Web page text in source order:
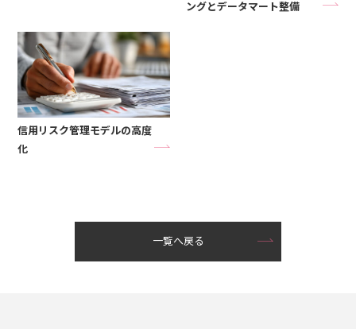
ングとデータマート整備
信用リスク管理モデルの高度
化
一覧へ戻る